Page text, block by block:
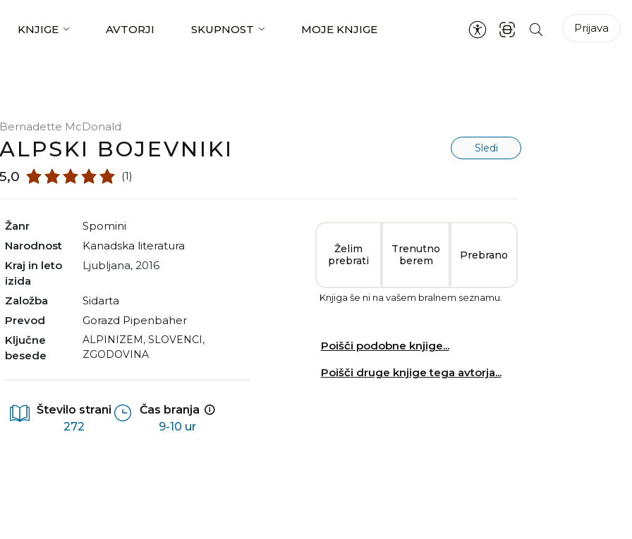
KNJIGE AVTORJI SKUPNOST MOJE KNJIGE Prijava
Bernadette McDonald
ALPSKI BOJEVNIKI Sledi
5,0 (1)
Žanr
spomini
Narodnost
kanadska literatura
Kraj in leto
izida
Ljubljana, 2016
Založba
Sidarta
Prevod
Gorazd Pipenbaher
Ključne
besede
ALPINIZEM, SLOVENCI,
ZGODOVINA
Število strani
272
Čas branja
9-10 ur
Želim
prebrati
Trenutno
berem
Prebrano
Knjiga še ni na vašem bralnem seznamu.
Poišči podobne knjige...
Poišči druge knjige tega avtorja...